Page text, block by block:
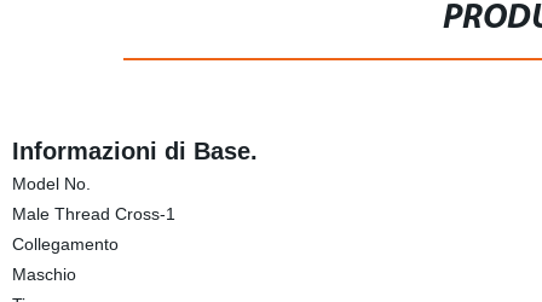
Informazioni di Base.
Model No.
Male Thread Cross-1
Collegamento
Maschio